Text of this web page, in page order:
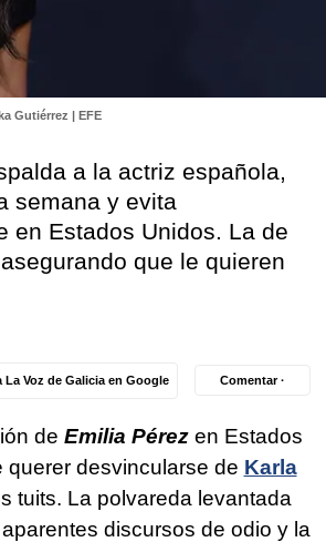
Gutiérrez | EFE
a la actriz española,
semana y evita
en Estados Unidos. La de
que le quieren
La Voz de Galicia en Google Comentar ·
de Emilia Pérez en Estados
querer desvincularse de Karla
tuits. La polvareda levantada
discursos de odio y la